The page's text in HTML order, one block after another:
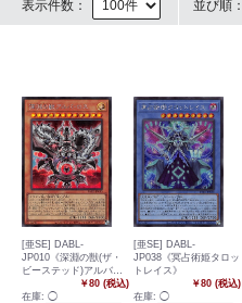
表示件数： 並び順：
[亜SE] DABL-
JP010《深淵の獣(ザ・
ビーステッド)アルバ・
￥80 (税込)
在庫: ◯
[亜SE] DABL-
JP038《冥占術姫タロッ
トレイス》
￥80 (税込)
在庫: ◯